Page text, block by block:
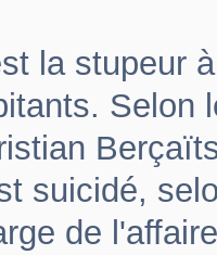
la stupeur
Selon
suicidé,
de